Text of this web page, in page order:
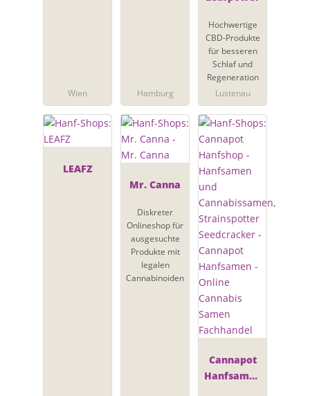
Wien Hamburg
Hochwertige
CBD-Produkte
für besseren
Schlaf und
Regeneration
Lustenau
LEAFZ
Mr. Canna
Diskreter
Onlineshop für
ausgesuchte
Produkte mit
legalen
Cannabinoiden
Cannapot
Hanfsamen